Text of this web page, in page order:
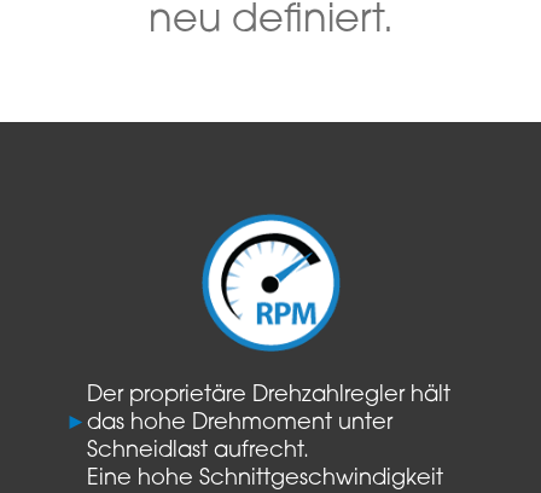
neu definiert.
►
Der proprietäre Drehzahlregler hält
das hohe Drehmoment unter
Schneidlast aufrecht.
Eine hohe Schnittgeschwindigkeit